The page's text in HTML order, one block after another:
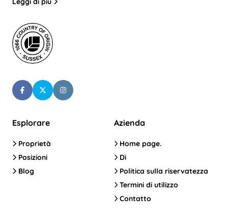
Esplorare
Proprietà
Posizioni
Blog
Azienda
Home page.
Di
Politica sulla riservatezza
Termini di utilizzo
Contatto